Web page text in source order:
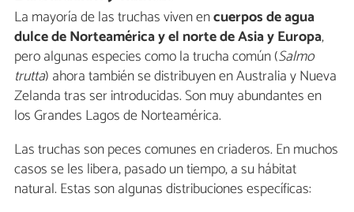
La mayoría de las truchas viven encuerpos de agua
dulce de Norteamérica y el norte de Asia y Europa,
pero algunas especies como la trucha común (Salmo
trutta) ahora también se distribuyen en Australia y Nueva
Zelanda tras ser introducidas. Son muy abundantes en
los Grandes Lagos de Norteamérica.
Las truchas son peces comunes en criaderos. En muchos
casos se les libera, pasado un tiempo, a su hábitat
natural. Estas son algunas distribuciones específicas: